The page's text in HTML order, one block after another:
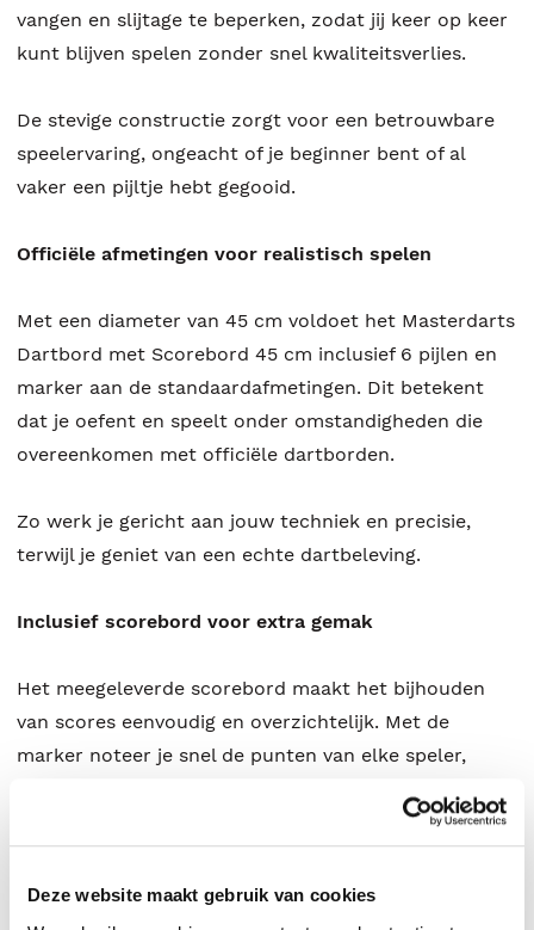
Deze website maakt gebruik van cookies
vangen en slijtage te beperken, zodat jij keer op keer
kunt blijven spelen zonder snel kwaliteitsverlies.
De stevige constructie zorgt voor een betrouwbare
speelervaring, ongeacht of je beginner bent of al
vaker een pijltje hebt gegooid.
Officiële afmetingen voor realistisch spelen
Met een diameter van 45 cm voldoet het Masterdarts
Dartbord met Scorebord 45 cm inclusief 6 pijlen en
marker aan de standaardafmetingen. Dit betekent
dat je oefent en speelt onder omstandigheden die
overeenkomen met officiële dartborden.
Zo werk je gericht aan jouw techniek en precisie,
terwijl je geniet van een echte dartbeleving.
Inclusief scorebord voor extra gemak
Het meegeleverde scorebord maakt het bijhouden
van scores eenvoudig en overzichtelijk. Met de
marker noteer je snel de punten van elke speler,
Dit maakt de set bijzonder geschikt voor wedstrijden
en gezellige spelmomenten.